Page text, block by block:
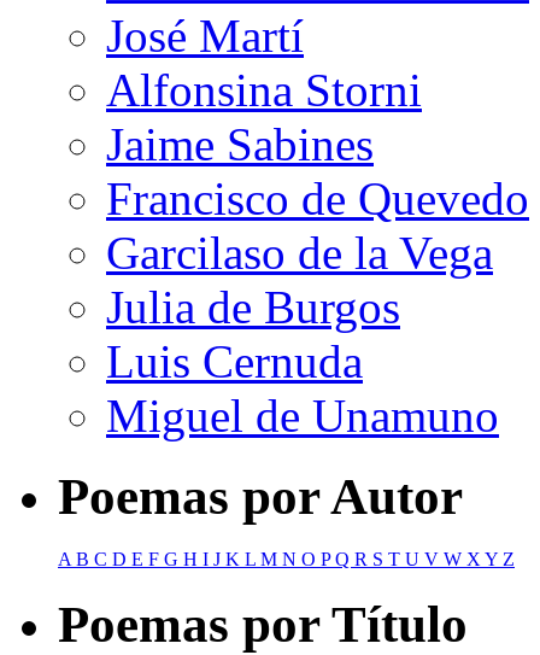
José Martí
Alfonsina Storni
Jaime Sabines
Francisco de Quevedo
Garcilaso de la Vega
Julia de Burgos
Luis Cernuda
Miguel de Unamuno
Poemas por Autor
AB C D E F G H I J K L M N O PQ R S T U V W XY Z
Poemas por Título